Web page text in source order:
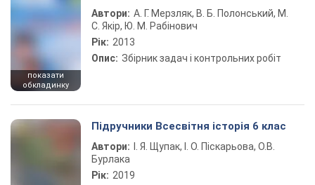
показати
обкладинку
Автори: А. Г. Мерзляк, В. Б. Полонський, М.
С. Якір, Ю. М. Рабінович
Рік: 2013
Опис: Збірник задач і контрольних робіт
Підручники Всесвітня історія 6 клас
Автори:
І. Я. Щупак, І. О. Піскарьова, О.В.
Бурлака
Рік: 2019